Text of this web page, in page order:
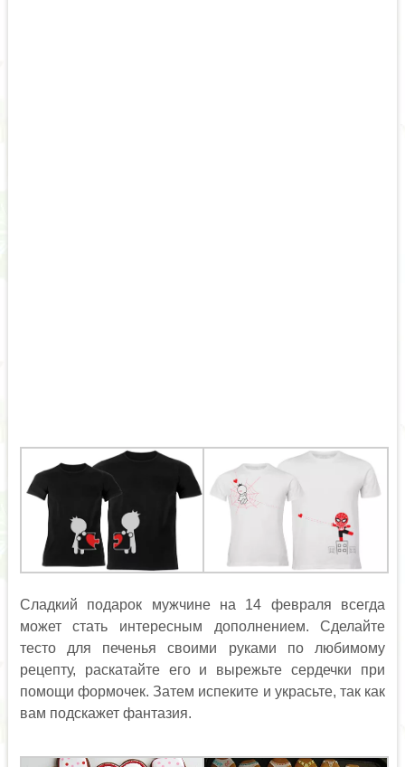
Сладкий подарок мужчине на 14 февраля всегда
может стать интересным дополнением. Сделайте
тесто для печенья своими руками по любимому
рецепту, раскатайте его и вырежьте сердечки при
помощи формочек. Затем испеките и украсьте, так как
вам подскажет фантазия.